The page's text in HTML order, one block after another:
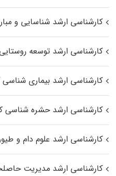
کارشناسی ارشد شناسایی و
کارشناسی ارشد توسعه
کارشناسی ارشد بیماری‌
کارشناسی ارشد حشره‌ شناسی
کارشناسی ارشد علوم دام و
کارشناسی ارشد مدیریت